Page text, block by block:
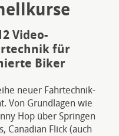
Video-
für
Biker
neuer Fahrtechnik-
Von Grundlagen wie
Hop über Springen
Canadian Flick (auch